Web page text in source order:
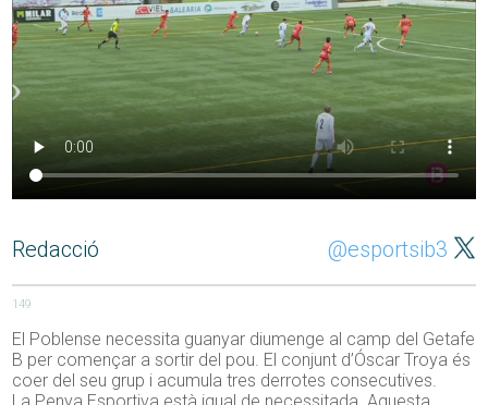
Redacció @esportsib3
149
El Poblense necessita guanyar diumenge al camp del Getafe
B per començar a sortir del pou. El conjunt d’Óscar Troya és
coer del seu grup i acumula tres derrotes consecutives.